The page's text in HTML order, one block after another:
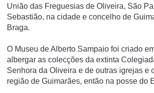
União das Freguesias de Oliveira, São
Sebastião, na cidade e concelho de
Braga.
O Museu de Alberto Sampaio foi criado
albergar as colecções da extinta
Senhora da Oliveira e de outras igrejas e
região de Guimarães, então na posse do